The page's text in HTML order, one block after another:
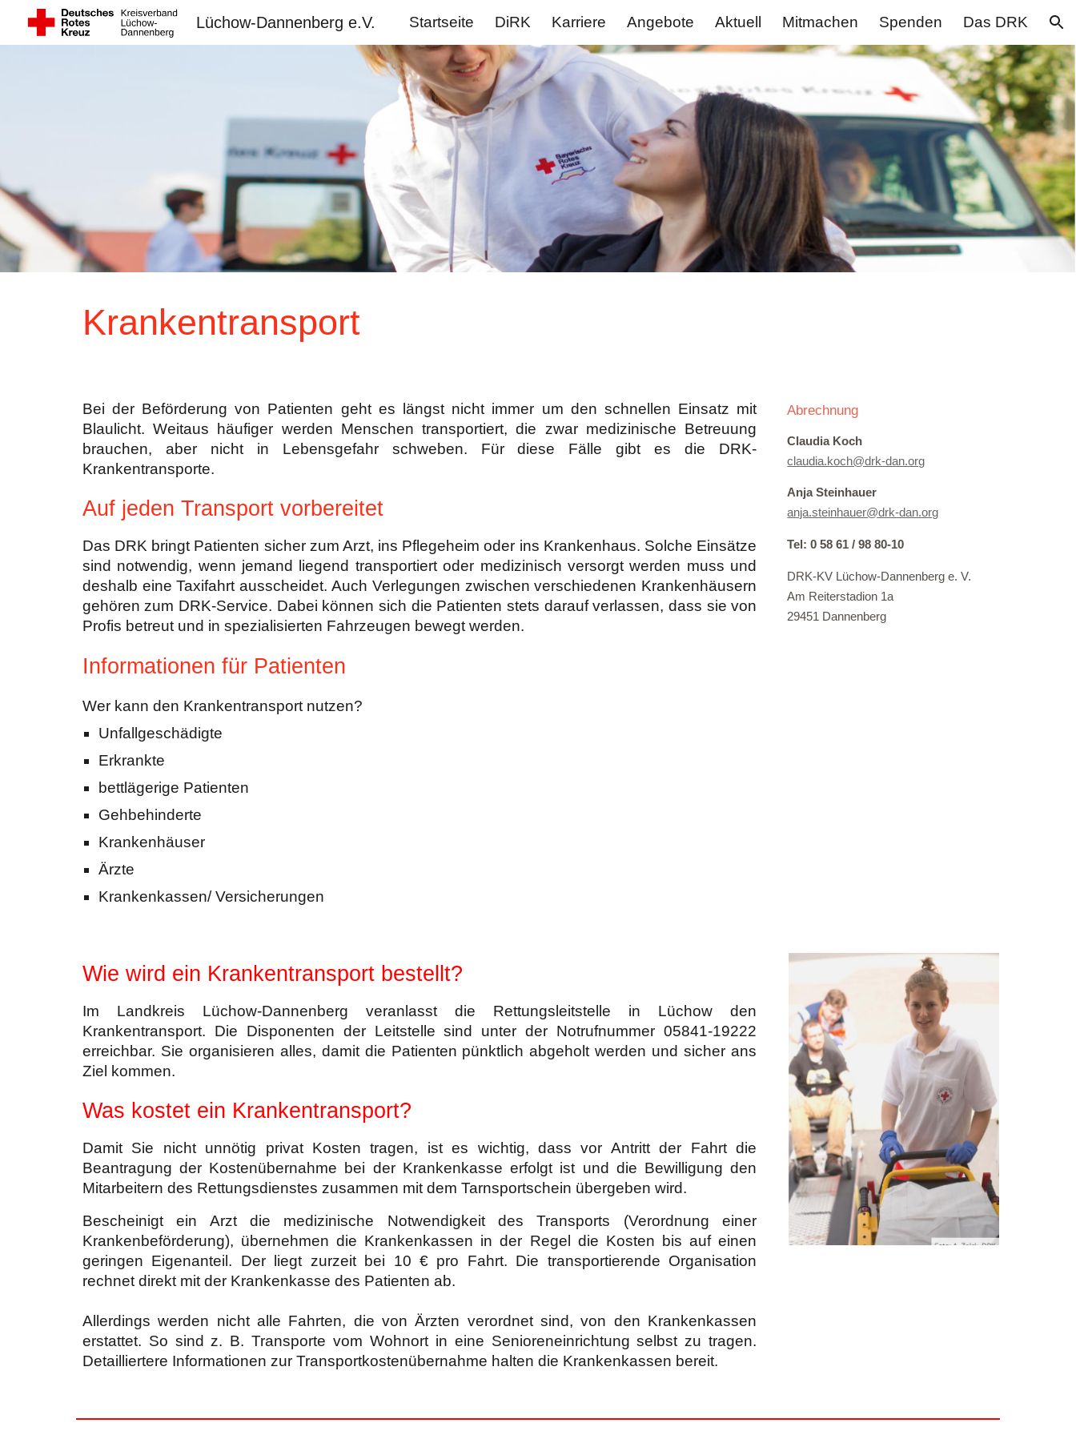
Skip to main content Skip to navigation
Lüchow-Dannenberg e.V. Startseite DiRK Karriere Angebote Aktuell Mitmachen Spenden Das DRK
Krankentransport
Bei der Beförderung von Patienten geht es längst nicht immer um den schnellen Einsatz mit
Blaulicht. Weitaus häufiger werden Menschen transportiert, die zwar medizinische Betreuung
brauchen, aber nicht in Lebensgefahr schweben. Für diese Fälle gibt es die DRK-
Krankentransporte.
Auf jeden Transport vorbereitet
Das DRK bringt Patienten sicher zum Arzt, ins Pflegeheim oder ins Krankenhaus. Solche Einsätze
sind notwendig, wenn jemand liegend transportiert oder medizinisch versorgt werden muss und
deshalb eine Taxifahrt ausscheidet. Auch Verlegungen zwischen verschiedenen Krankenhäusern
gehören zum DRK-Service. Dabei können sich die Patienten stets darauf verlassen, dass sie von
Profis betreut und in spezialisierten Fahrzeugen bewegt werden.
Informationen für Patienten
Wer kann den Krankentransport nutzen?
Unfallgeschädigte
Erkrankte
bettlägerige Patienten
Gehbehinderte
Krankenhäuser
Ärzte
Krankenkassen/ Versicherungen
Abrechnung
Claudia Koch
claudia.koch@drk-dan.org
Anja Steinhauer
anja.steinhauer@drk-dan.org
Tel: 0 58 61 / 98 80-10
DRK-KV Lüchow-Dannenberg e. V.
Am Reiterstadion 1a
29451 Dannenberg
Wie wird ein Krankentransport bestellt?
Im Landkreis Lüchow-Dannenberg veranlasst die Rettungsleitstelle in Lüchow den
Krankentransport. Die Disponenten der Leitstelle sind unter der Notrufnummer 05841-19222
erreichbar. Sie organisieren alles, damit die Patienten pünktlich abgeholt werden und sicher ans
Ziel kommen.
Was kostet ein Krankentransport?
Damit Sie nicht unnötig privat Kosten tragen, ist es wichtig, dass vor Antritt der Fahrt die
Beantragung der Kostenübernahme bei der Krankenkasse erfolgt ist und die Bewilligung den
Mitarbeitern des Rettungsdienstes zusammen mit dem Tarnsportschein übergeben wird.
Bescheinigt ein Arzt die medizinische Notwendigkeit des Transports (Verordnung einer
Krankenbeförderung), übernehmen die Krankenkassen in der Regel die Kosten bis auf einen
geringen Eigenanteil. Der liegt zurzeit bei 10 € pro Fahrt. Die transportierende Organisation
rechnet direkt mit der Krankenkasse des Patienten ab.
Allerdings werden nicht alle Fahrten, die von Ärzten verordnet sind, von den Krankenkassen
erstattet. So sind z. B. Transporte vom Wohnort in eine Senioreneinrichtung selbst zu tragen.
Detailliertere Informationen zur Transportkostenübernahme halten die Krankenkassen bereit.